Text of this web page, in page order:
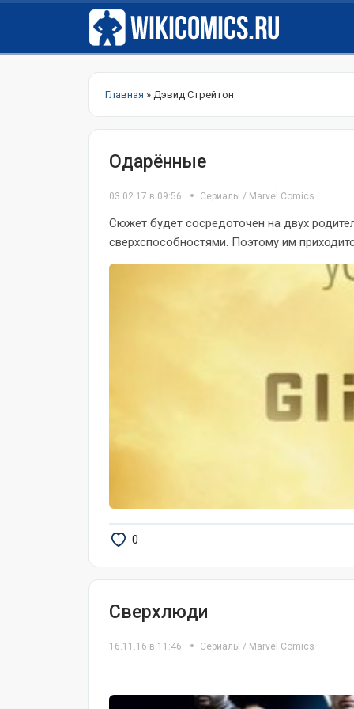
Главная » Дэвид Стрейтон
Одарённые
03.02.17 в 09:56 Сериалы / Marvel Comics
Сюжет будет сосредоточен на двух
сверхспособностями. Поэтому им
0
Сверхлюди
16.11.16 в 11:46 Сериалы / Marvel Comics
...